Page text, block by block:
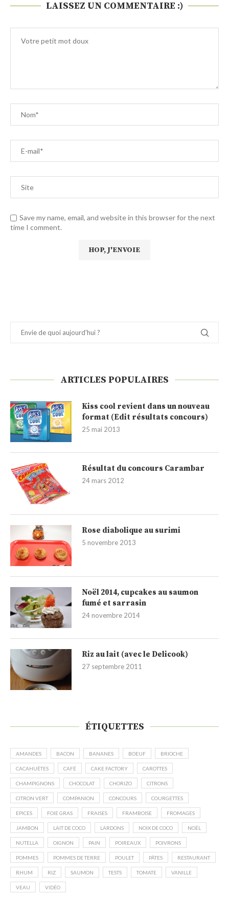
LAISSEZ UN COMMENTAIRE :)
Save my name, email, and website in this browser for the next
time I comment.
ARTICLES POPULAIRES
Kiss cool revient dans un nouveau
format (Edit résultats concours)
25 mai 2013
Résultat du concours Carambar
24 mars 2012
Rose diabolique au surimi
5 novembre 2013
Noël 2014, cupcakes au saumon
fumé et sarrasin
24 novembre 2014
Riz au lait (avec le Delicook)
27 septembre 2011
ÉTIQUETTES
AMANDES BACON BANANES BOEUF BRIOCHE
CACAHUÈTES CAFÉ CAKE FACTORY CAROTTES
CHAMPIGNONS CHOCOLAT CHORIZO CITRONS
CITRON VERT COMPANION CONCOURS COURGETTES
EPICES FOIE GRAS FRAISES FRAMBOISE FROMAGES
JAMBON LAIT DE COCO LARDONS NOIX DE COCO NOËL
NUTELLA OIGNON PAIN POIREAUX POIVRONS
POMMES POMMES DE TERRE POULET PÂTES RESTAURANT
RHUM RIZ SAUMON TESTS TOMATE VANILLE
VEAU VIDÉO